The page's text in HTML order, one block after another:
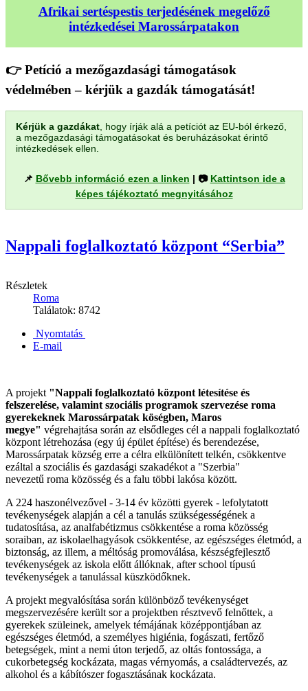
Afrikai sertéspestis terjedésének megelőző
intézkedései Marossárpatakon
👉 Petíció a mezőgazdasági támogatások
védelmében – kérjük a gazdák támogatását!
Kérjük a gazdákat , hogy írják alá a petíciót az EU-ból érkező,
a mezőgazdasági támogatásokat és beruházásokat érintő
intézkedések ellen.
📌 Bővebb információ ezen a linken | 📷 Kattintson ide a
képes tájékoztató megnyitásához
Nappali foglalkoztató központ “Serbia”
Részletek
Roma
Találatok: 8742
Nyomtatás
E-mail
A projekt "Nappali foglalkoztató központ létesítése és
felszerelése, valamint szociális programok szervezése roma
gyerekeknek Marossárpatak köségben, Maros
megye" végrehajtása során az elsődleges cél a nappali foglalkoztató
központ létrehozása (egy új épület építése) és berendezése,
Marossárpatak község erre a célra elkülönített telkén, csökkentve
ezáltal a szociális és gazdasági szakadékot a "Szerbia"
nevezetű roma közösség és a falu többi lakósa között.
A 224 haszonélvezővel - 3-14 év közötti gyerek - lefolytatott
tevékenységek alapján a cél a tanulás szükségességének a
tudatosítása, az analfabétizmus csökkentése a roma közösség
soraiban, az iskolaelhagyások csökkentése, az egészséges életmód, a
biztonság, az illem, a méltóság promoválása, készségfejlesztő
tevékenységek az iskola előtt állóknak, after school típusú
tevékenységek a tanulással küszködőknek.
A projekt megvalósítása során különböző tevékenységet
megszervezésére került sor a projektben résztvevő felnőttek, a
gyerekek szüleinek, amelyek témájának középpontjában az
egészséges életmód, a személyes higiénia, fogászati, fertőző
betegségek, mint a nemi úton terjedő, az oltás fontossága, a
cukorbetegség kockázata, magas vérnyomás, a családtervezés, az
alkohol és a kábítószer fogasztásának kockázata.